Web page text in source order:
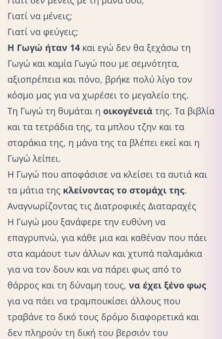
Γιατί να μένεις;
Γιατί να φεύγεις;
Η Γωγώ ήταν 14 και εγώ δεν θα ξεχάσω τη
Γωγώ και καμία Γωγώ που με σεμνότητα,
αξιοπρέπεια και πόνο, βρήκε πολύ λίγο τον
κόσμο μας για να χωρέσει το μεγαλείο της.
Τη Γωγώ τη θυμάται η οικογένειά της. Τα βιβλία
και τα τετράδια της, τα μπλου τζην και τα
σταράκια της, η μάνα της τα βλέπει εκεί και η
Γωγώ λείπει.
Η Γωγώ που αποφάσισε να κλείσει τα αυτιά και
τα μάτια της κλείνοντας το στομάχι της.
Αναγνωρίζοντας τις Διατροφικές Διαταραχές
Η Γωγώ μου ξανάφερε την ευθύνη να
επαγρυπνώ, για κάθε μια και καθέναν που πάει
στα καμάουτ των άλλων και χτυπά παλαμάκια
για να τον δουν και να πάρει φως από το
θάρρος και τη δύναμη τους, να έχει ξένο φως
για να πάει να τραμπουκίσει άλλους που
τραβάνε το δικό τους δρόμο διαφορετικά και
δεν πληρούν τη δική του βερσιόν του